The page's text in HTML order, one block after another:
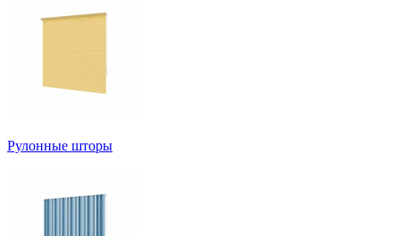
Рулонные шторы